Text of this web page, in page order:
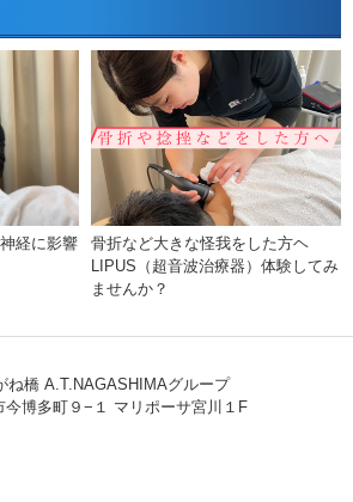
経に影響
骨折など大きな怪我をした方ヘ
LIPUS（超音波治療器）体験してみ
ませんか？
ね橋 A.T.NAGASHIMAグループ
今博多町９−１ マリポーサ宮川１F